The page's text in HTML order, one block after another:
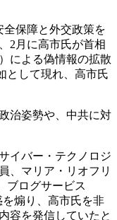
全保障と外交政策を
2月に高市氏が首相
による偽情報の拡散
として現れ、高市氏
治姿勢や、中共に対
イバー・テクノロジ
、マリア・リオフリ
ブログサービス
煽り、高市氏を非
容を発信していたと